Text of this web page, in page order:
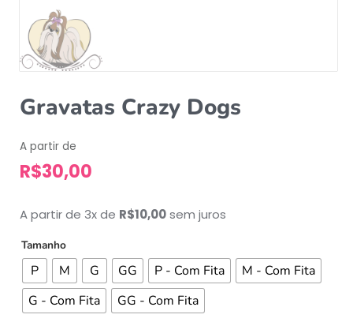
Gravatas Crazy Dogs
A partir de
R$30,00
A partir de 3x de R$10,00sem juros
Tamanho
P M G GG P - Com Fita
M - Com Fita
G - Com Fita
GG - Com Fita